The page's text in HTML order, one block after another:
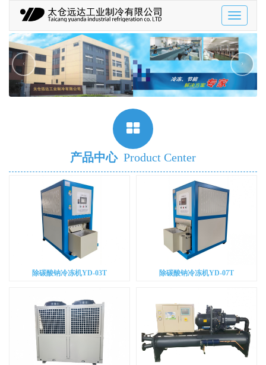
Toggle
‹ ›
产品中心 Product Center
除碳酸钠冷冻机YD-03T 除碳酸钠冷冻机YD-07T